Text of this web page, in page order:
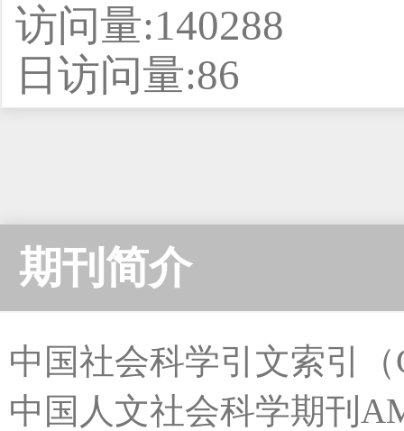
访问量:140288
日访问量:86
期刊简介
中国社会科学引文索引
中国人文社会科学期刊